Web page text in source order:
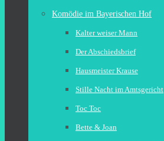
Komödie im Bayerischen Hof
Kalter weiser Mann
Der Abschiedsbrief
Hausmeister Krause
Stille Nacht im Amtsgericht
Toc Toc
Bette & Joan